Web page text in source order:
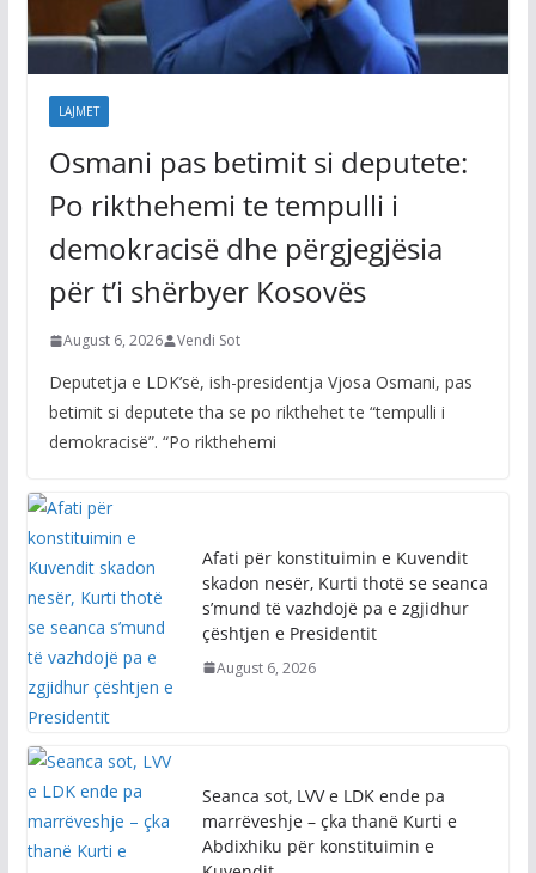
LAJMET
Osmani pas betimit si deputete:
Po rikthehemi te tempulli i
demokracisë dhe përgjegjësia
për t’i shërbyer Kosovës
August 6, 2026 Vendi Sot
Deputetja e LDK’së, ish-presidentja Vjosa Osmani, pas
betimit si deputete tha se po rikthehet te “tempulli i
demokracisë”. “Po rikthehemi
Afati për konstituimin e Kuvendit
skadon nesër, Kurti thotë se seanca
s’mund të vazhdojë pa e zgjidhur
çështjen e Presidentit
August 6, 2026
Seanca sot, LVV e LDK ende pa
marrëveshje – çka thanë Kurti e
Abdixhiku për konstituimin e